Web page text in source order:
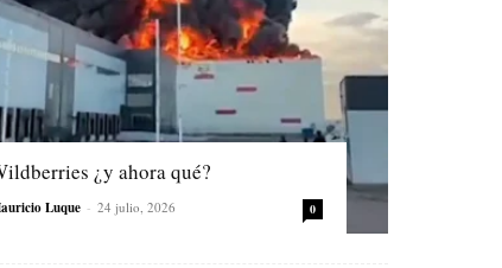
¿y ahora qué?
Luque - 24 julio, 2026 0